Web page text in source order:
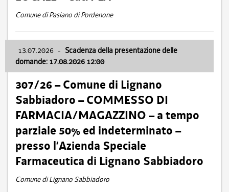
Comune di Pasiano di Pordenone
13.07.2026 - Scadenza della presentazione delle
domande: 17.08.2026 12:00
307/26 – Comune di Lignano
Sabbiadoro – COMMESSO DI
FARMACIA/MAGAZZINO – a tempo
parziale 50% ed indeterminato –
presso l’Azienda Speciale
Farmaceutica di Lignano Sabbiadoro
Comune di Lignano Sabbiadoro